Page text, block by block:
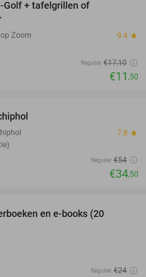
Golf + tafelgrillen of
Zoom 9.4 star
Regulier €17,10
€11 ,50
7.8 star
Regulier €54
€34,50
en e-books (20
Regulier €24